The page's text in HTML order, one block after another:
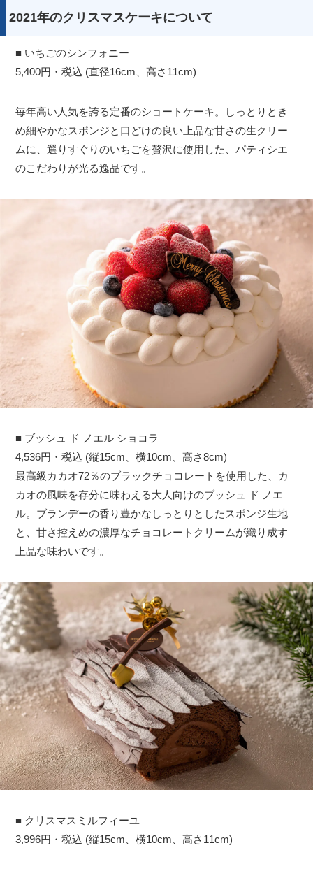
2021年のクリスマスケーキについて
■ いちごのシンフォニー
5,400円・税込 (直径16cm、高さ11cm)
毎年高い人気を誇る定番のショートケーキ。しっとりとき
め細やかなスポンジと口どけの良い上品な甘さの生クリー
ムに、選りすぐりのいちごを贅沢に使用した、パティシエ
のこだわりが光る逸品です。
■ ブッシュ ド ノエル ショコラ
4,536円・税込 (縦15cm、横10cm、高さ8cm)
最高級カカオ72％のブラックチョコレートを使用した、カ
カオの風味を存分に味わえる大人向けのブッシュ ド ノエ
ル。ブランデーの香り豊かなしっとりとしたスポンジ生地
と、甘さ控えめの濃厚なチョコレートクリームが織り成す
上品な味わいです。
■ クリスマスミルフィーユ
3,996円・税込 (縦15cm、横10cm、高さ11cm)